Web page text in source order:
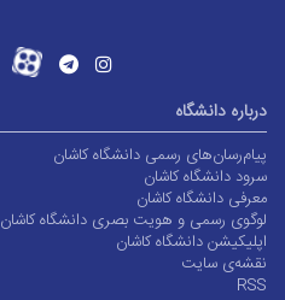
درباره دانشگاه
پیام‌رسان‌های رسمی دانشگاه کاشان
سرود دانشگاه کاشان
معرفی دانشگاه کاشان
لوگوی رسمی و هویت بصری دانشگاه کاشان
اپلیکیشن دانشگاه کاشان
نقشه‌ی سایت
RSS